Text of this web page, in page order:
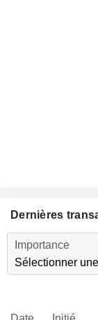
Dernières
Importance
Sélectionner